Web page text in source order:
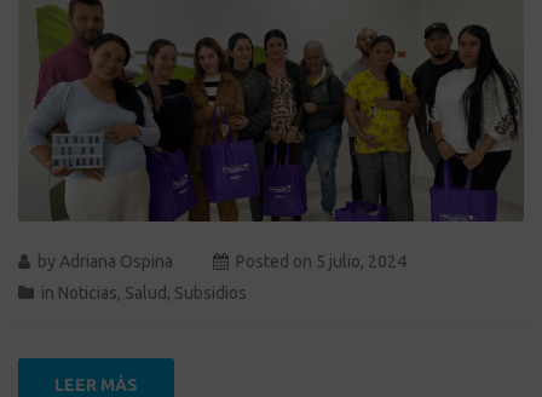
by Adriana Ospina Posted on 5 julio, 2024
in Noticias, Salud , Subsidios
LEER MÁS